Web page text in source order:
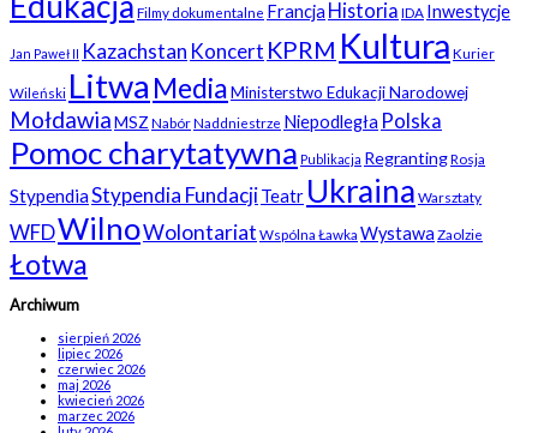
Filmy dokumentalne Francja Historia IDA Inwestycje
Jan Paweł II Kazachstan Koncert KPRM Kultura Kurier
Wileński Litwa MediaMinisterstwo Edukacji Narodowej
MołdawiaMSZ NabórNaddniestrze Niepodległa Polska
Pomoc charytatywna Publikacja RegrantingRosja
StypendiaStypendia FundacjiTeatr Ukraina Warsztaty
WFDWilnoWolontariat Wspólna Ławka Wystawa Zaolzie
Łotwa
Archiwum
sierpień 2026
lipiec 2026
czerwiec 2026
maj 2026
kwiecień 2026
marzec 2026